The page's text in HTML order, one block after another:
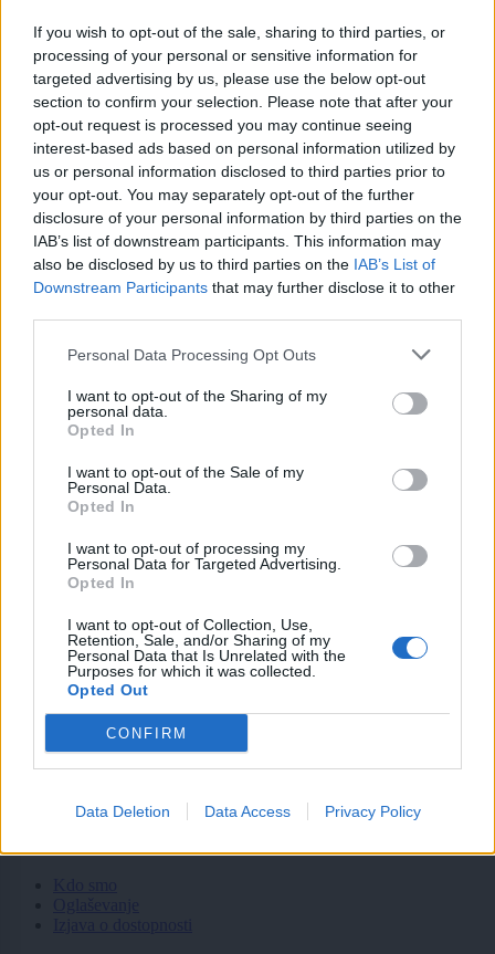
If you wish to opt-out of the sale, sharing to third parties, or
processing of your personal or sensitive information for
targeted advertising by us, please use the below opt-out
section to confirm your selection. Please note that after your
opt-out request is processed you may continue seeing
interest-based ads based on personal information utilized by
us or personal information disclosed to third parties prior to
your opt-out. You may separately opt-out of the further
disclosure of your personal information by third parties on the
IAB’s list of downstream participants. This information may
also be disclosed by us to third parties on the IAB’s List of
Downstream Participants that may further disclose it to other
Personal Data Processing Opt Outs
I want to opt-out of the Sharing of my
personal data.
Opted In
I want to opt-out of the Sale of my
Personal Data.
Opted In
I want to opt-out of processing my
Personal Data for Targeted Advertising.
Opted In
I want to opt-out of Collection, Use,
Retention, Sale, and/or Sharing of my
Personal Data that Is Unrelated with the
Purposes for which it was collected.
Opted Out
CONFIRM
Data Deletion Data Access Privacy Policy
Naročite se
Imaš novico, informacijo, fotografijo ali video, ki bi nas utegnila
zanimati? Najboljše nagradimo.
Pošlji
Moji Mediji d.o.o.
sobotainfo.com•mariborinfo.com•ptujinfo.com•pomurec.com
Vse pravice pridržane © 2026
Tematike
Slovenija
Svet
Politika
Kronika
Zdravje
Šport
Scena
Zadnje novice
Rubrike
Dogodki
Igre
Prijavi se na cajtng